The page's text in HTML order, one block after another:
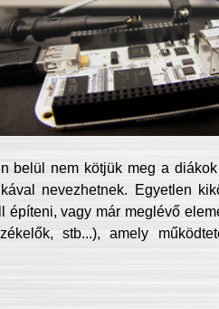
belül nem kötjük meg a
nevezhetnek. Egyetlen
építeni, vagy már meglévő
stb...), amely